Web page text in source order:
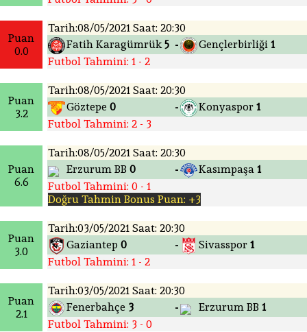
Puan
0.0
Tarih:08/05/2021 Saat: 20:30
Fatih Karagümrük 5 - Gençlerbirliği 1
Futbol Tahmini: 1 - 2
Puan
3.2
Tarih:08/05/2021 Saat: 20:30
Göztepe 0 - Konyaspor 1
Futbol Tahmini: 2 - 3
Puan
6.6
Tarih:08/05/2021 Saat: 20:30
Erzurum BB 0 - Kasımpaşa 1
Futbol Tahmini: 0 - 1
Doğru Tahmin Bonus Puan: +3
Puan
3.0
Tarih:03/05/2021 Saat: 20:30
Gaziantep 0 - Sivasspor 1
Futbol Tahmini: 1 - 2
Puan
2.1
Tarih:03/05/2021 Saat: 20:30
Fenerbahçe 3 - Erzurum BB 1
Futbol Tahmini: 3 - 0